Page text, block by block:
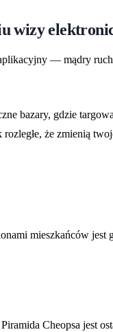
wizy
— mądry
bazary, gdzie
że zmienią
mieszkańców
Cheopsa jest